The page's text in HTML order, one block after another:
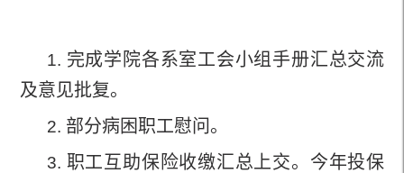
1. 完成学院各系室工会小组手册汇总交流
及意见批复。
2. 部分病困职工慰问。
3. 职工互助保险收缴汇总上交。今年投保